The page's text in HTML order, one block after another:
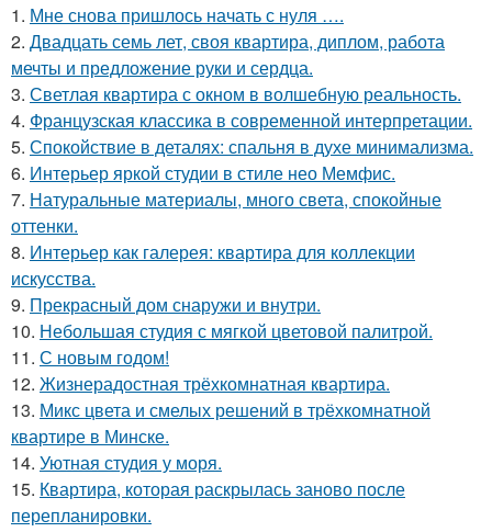
1. Мне снова пришлось начать с нуля ….
2. Двадцать семь лет, своя квартира, диплом, работа
мечты и предложение руки и сердца.
3. Светлая квартира с окном в волшебную реальность.
4. Французская классика в современной интерпретации.
5. Спокойствие в деталях: спальня в духе минимализма.
6. Интерьер яркой студии в стиле нео Мемфис.
7. Натуральные материалы, много света, спокойные
оттенки.
8. Интерьер как галерея: квартира для коллекции
искусства.
9. Прекрасный дом снаружи и внутри.
10. Небольшая студия с мягкой цветовой палитрой.
11. С новым годом!
12. Жизнерадостная трёхкомнатная квартира.
13. Микс цвета и смелых решений в трёхкомнатной
квартире в Минске.
14. Уютная студия у моря.
15. Квартира, которая раскрылась заново после
перепланировки.